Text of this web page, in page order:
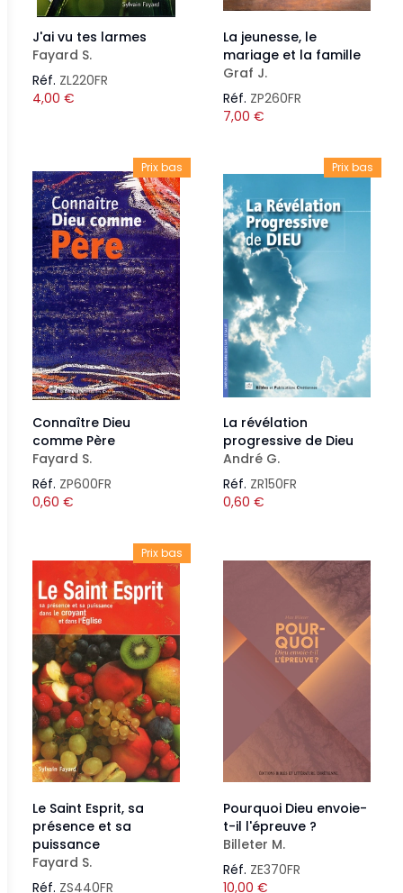
J'ai vu tes larmes
Fayard S.
Réf. ZL220FR
4,00 €
La jeunesse, le
mariage et la famille
Graf J.
Réf. ZP260FR
7,00 €
Prix bas
Connaître Dieu
comme Père
Fayard S.
Réf. ZP600FR
0,60 €
Prix bas
La révélation
progressive de Dieu
André G.
Réf. ZR150FR
0,60 €
Prix bas
Le Saint Esprit, sa
présence et sa
puissance
Fayard S.
Réf. ZS440FR
Pourquoi Dieu envoie-
t-il l'épreuve ?
Billeter M.
Réf. ZE370FR
10,00 €